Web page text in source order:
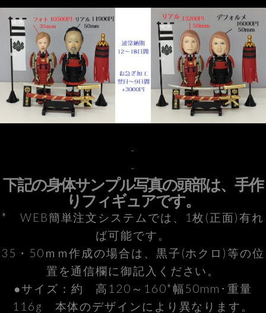
-
-
下記の身体サンプル写真の頭部は、手作
りフィギュアです。
* WEB簡単注文システムでは、1枚(正面)有れ
ば可能です。
35・50ｍｍ作成の場合は、黒子(ホクロ)等の位
置を通信欄に御記入ください。
●サイズ：約 高120～160*幅50mm･重量
116g 本体のデザインにより異なります。